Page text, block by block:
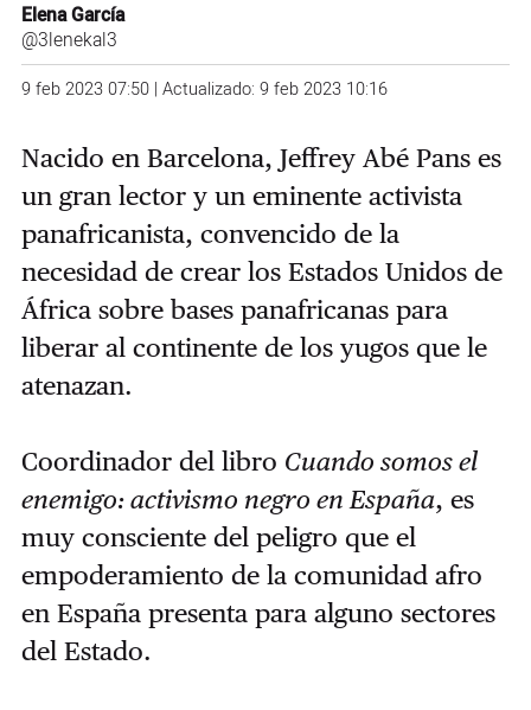
Elena García
@3lenekal3
9 feb 2023 07:50 | Actualizado: 9 feb 2023 10:16
Nacido en Barcelona, Jeffrey Abé Pans es
un gran lector y un eminente activista
panafricanista, convencido de la
necesidad de crear los Estados Unidos de
África sobre bases panafricanas para
liberar al continente de los yugos que le
atenazan.
Coordinador del libro Cuando somos el
enemigo: activismo negro en España, es
muy consciente del peligro que el
empoderamiento de la comunidad afro
en España presenta para alguno sectores
del Estado.